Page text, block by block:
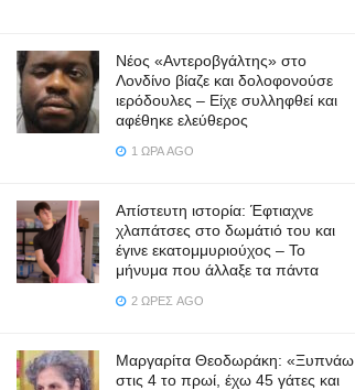
Νέος «Αντεροβγάλτης» στο
Λονδίνο βίαζε και δολοφονούσε
ιερόδουλες – Είχε συλληφθεί και
αφέθηκε ελεύθερος
1 ΏΡΑ AGO
Απίστευτη ιστορία: Έφτιαχνε
χλαπάτσες στο δωμάτιό του και
έγινε εκατομμυριούχος – Το
μήνυμα που άλλαξε τα πάντα
2 ΏΡΕΣ AGO
Μαργαρίτα Θεοδωράκη: «Ξυπνάω
στις 4 το πρωί, έχω 45 γάτες και